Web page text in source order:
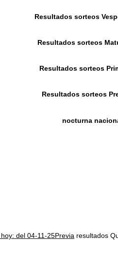
Resultados sorteos
Resultados sorteos
Resultados sorteos
Resultados sorteos
nocturna
del 04-11-25Previa resultados